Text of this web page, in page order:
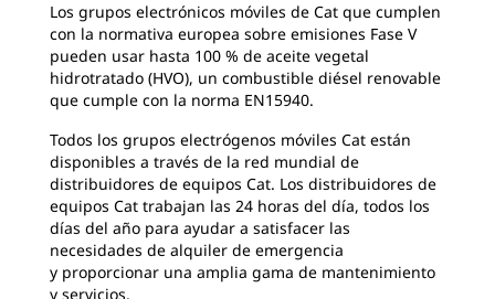
Los grupos electrónicos móviles de Cat que cumplen
con la normativa europea sobre emisiones Fase V
pueden usar hasta 100 % de aceite vegetal
hidrotratado (HVO), un combustible diésel renovable
que cumple con la norma EN15940.
Todos los grupos electrógenos móviles Cat están
disponibles a través de la red mundial de
distribuidores de equipos Cat. Los distribuidores de
equipos Cat trabajan las 24 horas del día, todos los
días del año para ayudar a satisfacer las
necesidades de alquiler de emergencia
y proporcionar una amplia gama de mantenimiento
y servicios.